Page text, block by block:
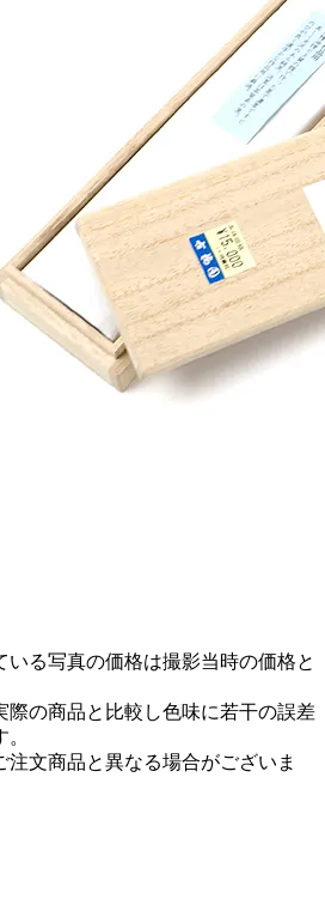
る写真の価格は撮影当時の価格と
の商品と比較し色味に若干の誤差
文商品と異なる場合がございま